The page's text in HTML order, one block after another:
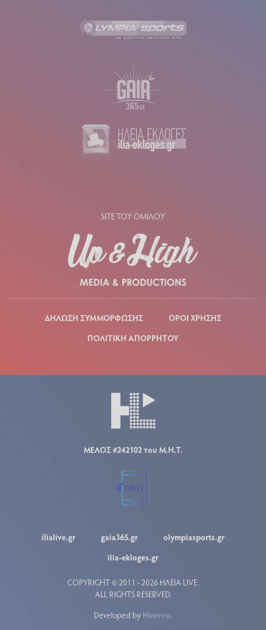
SITE ΤΟΥ ΟΜΙΛΟΥ
ΔΗΛΩΣΗ ΣΥΜΜΟΡΦΩΣΗΣ
ΟΡΟΙ ΧΡΗΣΗΣ
ΠΟΛΙΤΙΚΗ ΑΠΟΡΡΗΤΟΥ
ΜΕΛΟΣ #242102 του Μ.Η.Τ.
ilialive.gr gaia365.gr
olympiasports.gr
ilia-ekloges.gr
COPYRIGHT © 2011 - 2026 ΗΛΕΙΑ LIVE.
ALL RIGHTS RESERVED.
Developed by Nuevvo.